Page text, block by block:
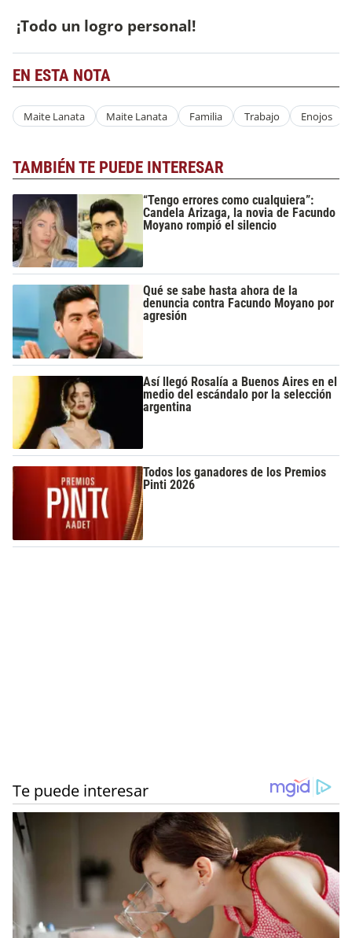
¡Todo un logro personal!
EN ESTA NOTA
Maite Lanata Maite Lanata Familia Trabajo Enojos
TAMBIÉN TE PUEDE INTERESAR
“Tengo errores como cualquiera”:
Candela Arizaga, la novia de Facundo
Moyano rompió el silencio
Qué se sabe hasta ahora de la
denuncia contra Facundo Moyano por
agresión
Así llegó Rosalía a Buenos Aires en el
medio del escándalo por la selección
argentina
Todos los ganadores de los Premios
Pinti 2026